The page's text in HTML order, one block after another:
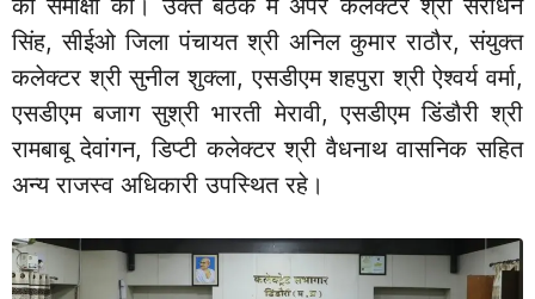
सिंह, सीईओ जिला पंचायत श्री अनिल कुमार राठौर, संयुक्त
कलेक्टर श्री सुनील शुक्ला, एसडीएम शहपुरा श्री ऐश्वर्य वर्मा,
एसडीएम बजाग सुश्री भारती मेरावी, एसडीएम डिंडौरी श्री
रामबाबू देवांगन, डिप्टी कलेक्टर श्री वैधनाथ वासनिक सहित
अन्य राजस्व अधिकारी उपस्थित रहे।